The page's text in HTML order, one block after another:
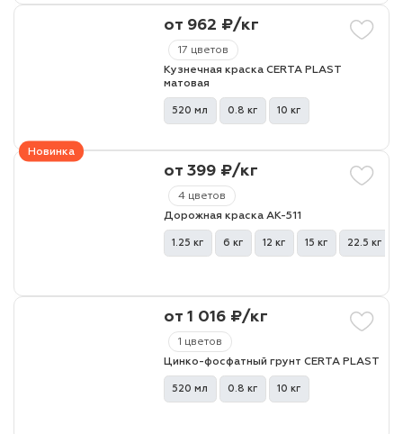
17 цветов
от 962 ₽/кг
Кузнечная краска CERTA PLAST
матовая
520 мл 0.8 кг 10 кг
Новинка
4 цветов
от 399 ₽/кг
Дорожная краска АК-511
1.25 кг 6 кг 12 кг 15 кг 22.5 кг
1 цветов
от 1 016 ₽/кг
Цинко-фосфатный грунт CERTA PLAST
520 мл 0.8 кг 10 кг